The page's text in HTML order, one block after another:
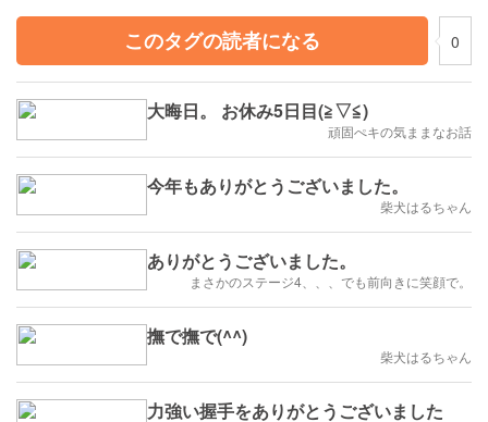
このタグの読者になる
0
大晦日。 お休み5日目(≧▽≦)
頑固ぺキの気ままなお話
今年もありがとうございました。
柴犬はるちゃん
ありがとうございました。
まさかのステージ4、、、でも前向きに笑顔で。
撫で撫で(^^)
柴犬はるちゃん
力強い握手をありがとうございました